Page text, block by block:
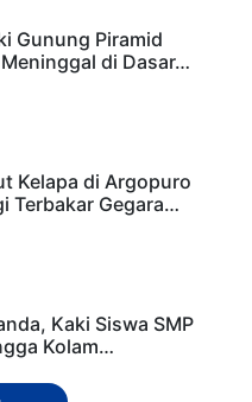
Gunung Piramid
di Dasar…
Kelapa di Argopuro
Terbakar Gegara…
Kaki Siswa SMP
Kolam…